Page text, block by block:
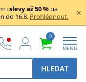
islevy až 50 % na
do 16.8. Prohlédnout.
0
MENU
HLEDAT